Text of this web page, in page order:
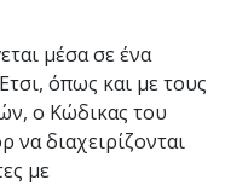
μέσα σε ένα
όπως και με τους
ο Κώδικας του
να διαχειρίζονται
με